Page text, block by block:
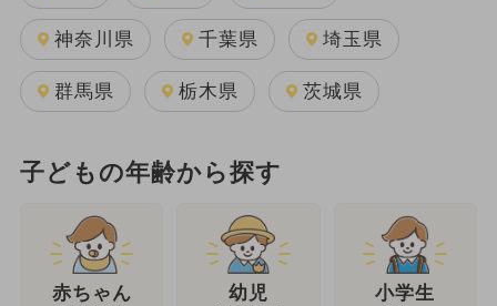
神奈川県 千葉県 埼玉県
群馬県 栃木県 茨城県
子どもの年齢から探す
赤ちゃん 幼児 小学生